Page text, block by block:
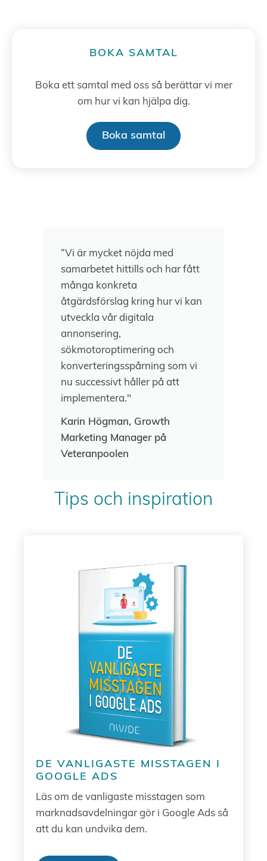
BOKA SAMTAL
Boka ett samtal med oss så berättar vi mer
om hur vi kan hjälpa dig.
Boka samtal
“Vi är mycket nöjda med
samarbetet hittills och har fått
många konkreta
åtgärdsförslag kring hur vi kan
utveckla vår digitala
annonsering,
sökmotoroptimering och
konverteringsspårning som vi
nu successivt håller på att
implementera."
Karin Högman, Growth
Marketing Manager på
Veteranpoolen
Tips och inspiration
DE VANLIGASTE MISSTAGEN I
GOOGLE ADS
Läs om de vanligaste misstagen som
marknadsavdelningar gör i Google Ads så
att du kan undvika dem.